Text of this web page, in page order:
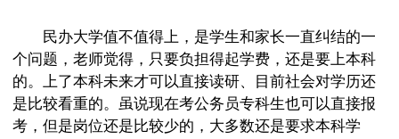
民办大学值不值得上，是学生和家长一直纠结的一
个问题，老师觉得，只要负担得起学费，还是要上本科
的。上了本科未来才可以直接读研、目前社会对学历还
是比较看重的。虽说现在考公务员专科生也可以直接报
考，但是岗位还是比较少的，大多数还是要求本科学